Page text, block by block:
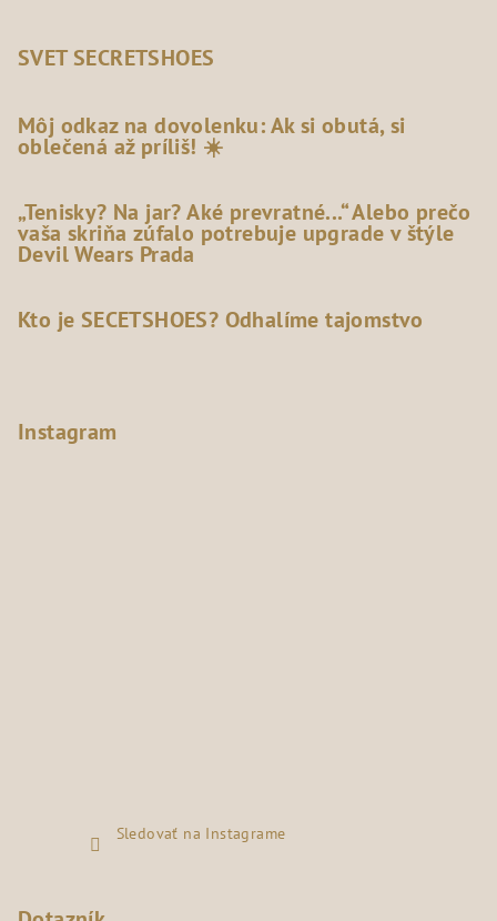
SVET SECRETSHOES
Môj odkaz na dovolenku: Ak si obutá, si
oblečená až príliš! ☀️
„Tenisky? Na jar? Aké prevratné...“ Alebo prečo
vaša skriňa zúfalo potrebuje upgrade v štýle
Devil Wears Prada
Kto je SECETSHOES? Odhalíme tajomstvo
Instagram
Sledovať na Instagrame